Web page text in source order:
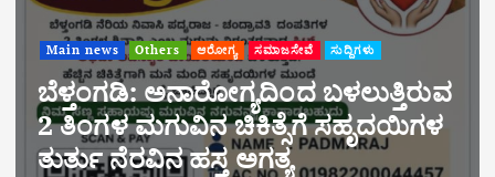
Main news ಸುದ್ದಿಗಳು
“ಬೆಳಾಲು ಶ್ರೀ ಧ.ಮಂ. ಪ್ರೌಢಶಾಲೆಯಲ್ಲಿ
ಪರಿಸರ ಜಾಗೃತಿ ಕಾರ್ಯಕ್ರಮ:
ವಿದ್ಯಾರ್ಥಿಗಳಲ್ಲಿ ಪರಿಸರ ಕಾಳಜಿ ಬೆಳೆಸಿದ ಶ್ರೀ
ಕ್ಷೇತ್ರ ಧರ್ಮಸ್ಥಳ ಗ್ರಾಮಾಭಿವೃದ್ಧಿ ಯೋಜನೆ”